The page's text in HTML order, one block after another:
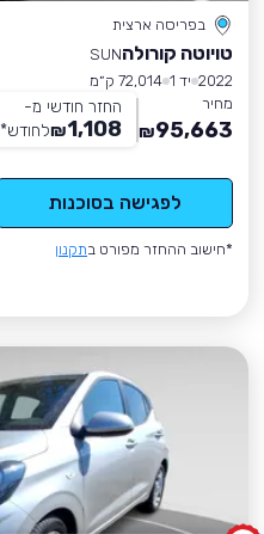
בפריסה ארצית
טויוטה קורולהSUN
2022 יד 1
72,014 ק״מ
מחיר
95,663
₪
החזר חודשי מ-
1,108
₪לחודש*
לפגישה בסוכנות
*חישוב ההחזר מפורט בתקנון